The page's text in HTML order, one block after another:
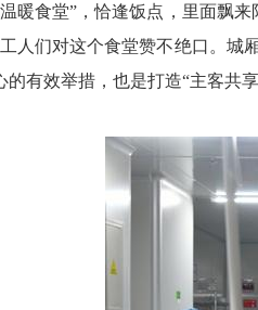
食堂”，恰逢饭点，里面飘来
人们对这个食堂赞不绝口。城
有效举措，也是打造“主客共